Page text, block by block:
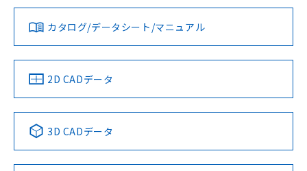
ダウンロードデータをご利用いただく前に、以下を必ずお読
みください。
ソフトウェアの使用条件
対応済み
中国 RoHS 注意事項・凡例
Pb Hg Cd Cr(VI)
LR型式承認
（イギリス
船舶規格）
DNV型式承認
（ノルウェー
BV型式承認
（フランス
KR型式
（韓国
No No No No
この製品の規格認証/適合状況ページへ
その他の認証はこちらのページからご検索ください
カタログ/データシート/マニュアル
2D CADデータ
3D CADデータ